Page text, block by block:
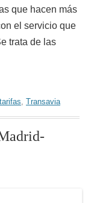
que hacen más
el servicio que
trata de las
tarifas, Transavia